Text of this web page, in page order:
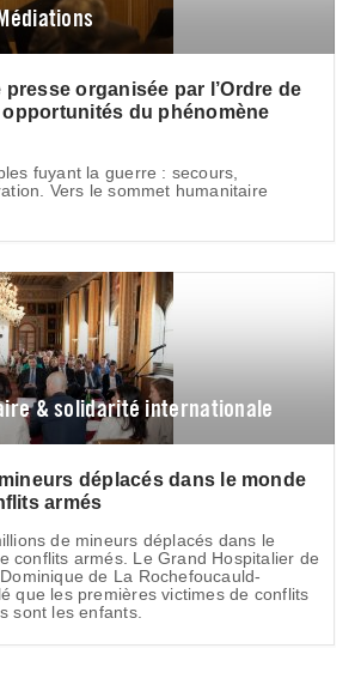
organisée par l’Ordre de
opportunités du phénomène
fuyant la guerre : secours,
Vers le sommet humanitaire
& solidarité internationale
déplacés dans le monde
armés
de mineurs déplacés dans le
conflits armés. Le Grand Hospitalier de
de La Rochefoucauld-
que les premières victimes de conflits
sont les enfants.